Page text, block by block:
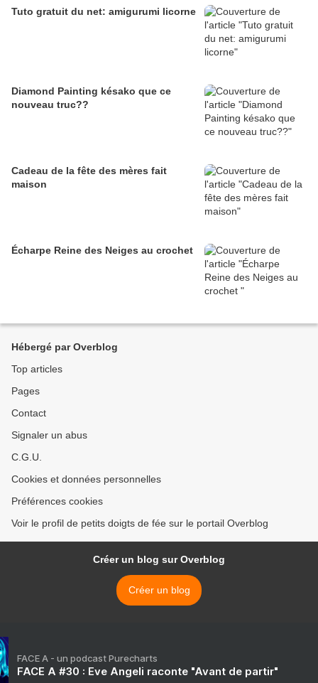
Tuto gratuit du net: amigurumi licorne
Diamond Painting késako que ce
nouveau truc??
Cadeau de la fête des mères fait
maison
Écharpe Reine des Neiges au crochet
Hébergé par Overblog
Top articles
Pages
Contact
Signaler un abus
C.G.U.
Cookies et données personnelles
Préférences cookies
Voir le profil de petits doigts de fée sur le portail Overblog
Créer un blog sur Overblog
Créer un blog
FACE A - un podcast Purecharts
FACE A #30 : Eve Angeli raconte "Avant de partir"